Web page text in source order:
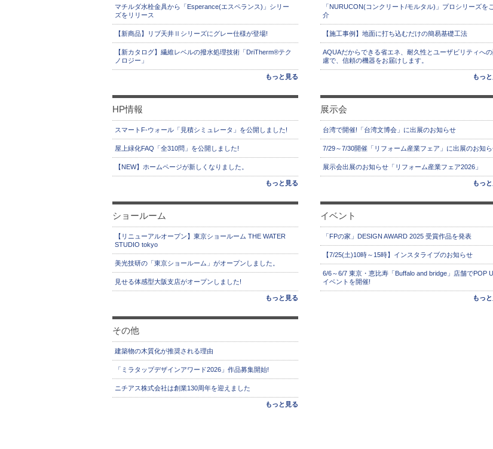
マチルダ水栓金具から「Esperance(エスペランス)」シリー
ズをリリース
【新商品】リブ天井Ⅱシリーズにグレー仕様が登場!
【新カタログ】繊維レベルの撥水処理技術「DriTherm®テク
ノロジー」
もっと見る
「NURUCON(コンクリート/モルタル)」プロシリーズを
介
【施工事例】地面に打ち込むだけの簡易基礎工法
AQUAだからできる省エネ、耐久性とユーザビリティへ
慮で、信頼の機器をお届けします。
もっ
HP情報
スマートF-ウォール「見積シミュレータ」を公開しました!
屋上緑化FAQ「全310問」を公開しました!
【NEW】ホームページが新しくなりました。
もっと見る
展示会
台湾で開催!「台湾文博会」に出展のお知らせ
7/29～7/30開催「リフォーム産業フェア」に出展のお知
展示会出展のお知らせ「リフォーム産業フェア2026」
もっ
ショールーム
【リニューアルオープン】東京ショールーム THE WATER
STUDIO tokyo
美光技研の「東京ショールーム」がオープンしました。
見せる体感型大阪支店がオープンしました!
もっと見る
イベント
「FPの家」DESIGN AWARD 2025 受賞作品を発表
【7/25(土)10時～15時】インスタライブのお知らせ
6/6～6/7 東京・恵比寿「Buffalo and bridge」店舗でPOP
イベントを開催!
もっ
その他
建築物の木質化が推奨される理由
「ミラタップデザインアワード2026」作品募集開始!
ニチアス株式会社は創業130周年を迎えました
もっと見る